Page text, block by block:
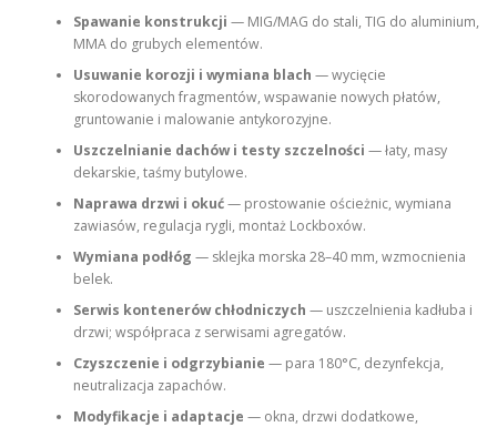
Spawanie konstrukcji — MIG/MAG do stali, TIG do aluminium,
MMA do grubych elementów.
Usuwanie korozji i wymiana blach — wycięcie
skorodowanych fragmentów, wspawanie nowych płatów,
gruntowanie i malowanie antykorozyjne.
Uszczelnianie dachów i testy szczelności — łaty, masy
dekarskie, taśmy butylowe.
Naprawa drzwi i okuć— prostowanie ościeżnic, wymiana
zawiasów, regulacja rygli, montaż Lockboxów.
Wymiana podłóg — sklejka morska 28–40 mm, wzmocnienia
belek.
Serwis kontenerów chłodniczych — uszczelnienia kadłuba i
drzwi; współpraca z serwisami agregatów.
Czyszczenie i odgrzybianie — para 180°C, dezynfekcja,
neutralizacja zapachów.
Modyfikacje i adaptacje — okna, drzwi dodatkowe,